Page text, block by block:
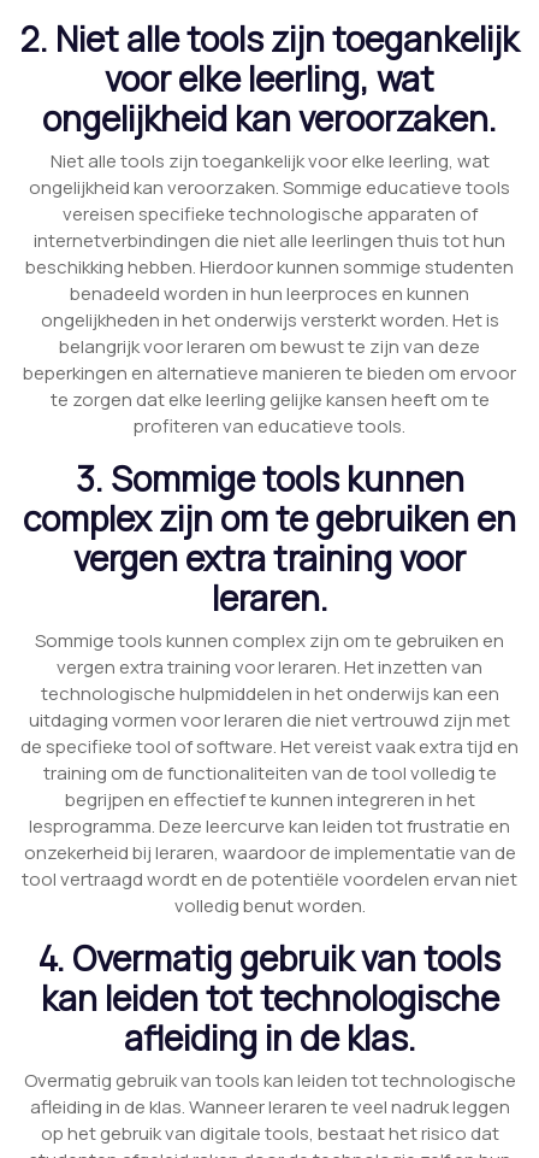
2. Niet alle tools zijn toegankelijk
voor elke leerling, wat
ongelijkheid kan veroorzaken.
Niet alle tools zijn toegankelijk voor elke leerling, wat
ongelijkheid kan veroorzaken. Sommige educatieve tools
vereisen specifieke technologische apparaten of
internetverbindingen die niet alle leerlingen thuis tot hun
beschikking hebben. Hierdoor kunnen sommige studenten
benadeeld worden in hun leerproces en kunnen
ongelijkheden in het onderwijs versterkt worden. Het is
belangrijk voor leraren om bewust te zijn van deze
beperkingen en alternatieve manieren te bieden om ervoor
te zorgen dat elke leerling gelijke kansen heeft om te
profiteren van educatieve tools.
3. Sommige tools kunnen
complex zijn om te gebruiken en
vergen extra training voor
leraren.
Sommige tools kunnen complex zijn om te gebruiken en
vergen extra training voor leraren. Het inzetten van
technologische hulpmiddelen in het onderwijs kan een
uitdaging vormen voor leraren die niet vertrouwd zijn met
de specifieke tool of software. Het vereist vaak extra tijd en
training om de functionaliteiten van de tool volledig te
begrijpen en effectief te kunnen integreren in het
lesprogramma. Deze leercurve kan leiden tot frustratie en
onzekerheid bij leraren, waardoor de implementatie van de
tool vertraagd wordt en de potentiële voordelen ervan niet
volledig benut worden.
4. Overmatig gebruik van tools
kan leiden tot technologische
afleiding in de klas.
Overmatig gebruik van tools kan leiden tot technologische
afleiding in de klas. Wanneer leraren te veel nadruk leggen
op het gebruik van digitale tools, bestaat het risico dat